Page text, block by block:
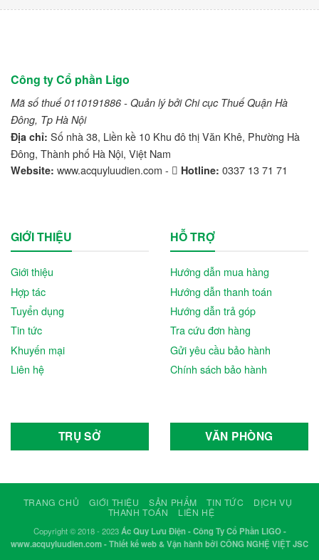
Công ty Cổ phần Ligo
Mã số thuế 0110191886 - Quản lý bởi Chi cục Thuế Quận Hà
Đông, Tp Hà Nội
Địa chỉ: Số nhà 38, Liền kề 10 Khu đô thị Văn Khê, Phường Hà
Đông, Thành phố Hà Nội, Việt Nam
Website: www.acquyluudien.com - Hotline: 0337 13 71 71
GIỚI THIỆU
Giới thiệu
Hợp tác
Tuyển dụng
Tin tức
Khuyến mại
Liên hệ
HỖ TRỢ
Hướng dẫn mua hàng
Hướng dẫn thanh toán
Hướng dẫn trả góp
Tra cứu đơn hàng
Gửi yêu cầu bảo hành
Chính sách bảo hành
TRỤ SỞ VĂN PHÒNG
TRANG CHỦ GIỚI THIỆU SẢN PHẨM TIN TỨC
DỊCH VỤ
THANH TOÁN
LIÊN HỆ
Copyright © 2018 - 2023Ác Quy Lưu Điện - Công Ty Cổ Phần LIGO -
www.acquyluudien.com - Thiết kế web & Vận hành bởi CÔNG NGHỆ VIỆT JSC